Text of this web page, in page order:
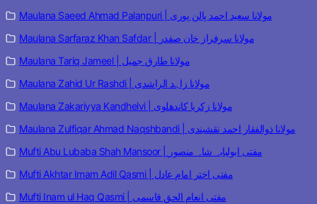
Maulana Saeed Ahmad Palanpuri | مولانا سعید احمد پالن پوری
Maulana Sarfaraz Khan Safdar | مولانا سرفراز خان صفدر
Maulana Tariq Jameel | مولانا طارق جمیل
Maulana Zahid Ur Rashdi | مولانا زاہد الراشدی
Maulana Zakariyya Kandhelvi | مولانا زکریا کاندھلوی
Maulana Zulfiqar Ahmad Naqshbandi | مولانا ذوالفقار احمد نقشبندی
Mufti Abu Lubaba Shah Mansoor | مفتی ابولبابہ شاہ منصور
Mufti Akhtar Imam Adil Qasmi | مفتی اختر امام عادل
Mufti Inam ul Haq Qasmi | مفتی انعام الحق قاسمی